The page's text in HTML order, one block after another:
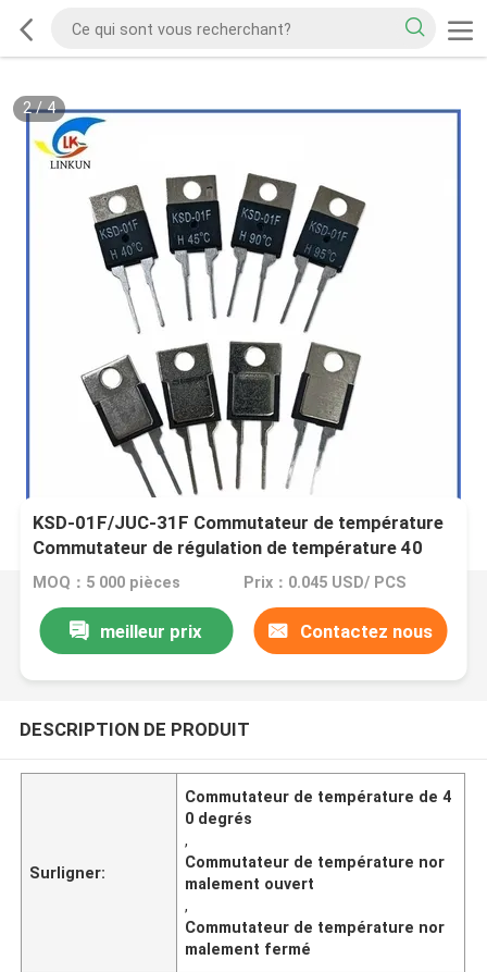
2/4
KSD-01F/JUC-31F Commutateur de température
Commutateur de régulation de température 40
degrés -130 degrés Normalement ouvert
Normalement fermé
MOQ：5 000 pièces Prix：0.045 USD/ PCS
meilleur prix Contactez nous
DESCRIPTION DE PRODUIT
Surligner:
Commutateur de température de 4
0 degrés
,
Commutateur de température nor
malement ouvert
,
Commutateur de température nor
malement fermé